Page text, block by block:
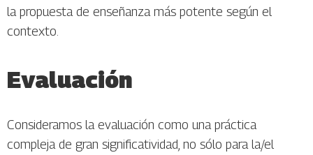
la propuesta de enseñanza más potente según el
contexto.
Evaluación
Consideramos la evaluación como una práctica
compleja de gran significatividad, no sólo para la/el